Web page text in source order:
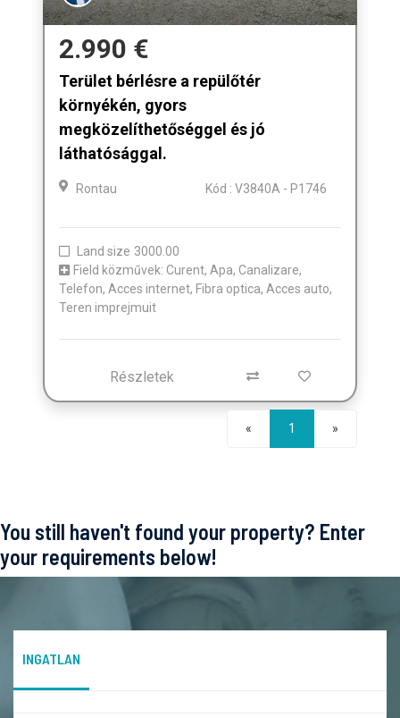
2.990 €
Terület bérlésre a repülőtér
környékén, gyors
megközelíthetőséggel és jó
láthatósággal.
Rontau Kód : V3840A - P1746
Land size 3000.00
Field közművek: Curent, Apa, Canalizare,
Telefon, Acces internet, Fibra optica, Acces auto,
Teren imprejmuit
Részletek
« 1 »
You still haven't found your property? Enter
your requirements below!
INGATLAN